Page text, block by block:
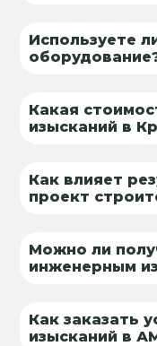
Используете
Какая
изысканий в
Как влияет
проект
Можно ли
инженерным
Как заказать
изысканий в